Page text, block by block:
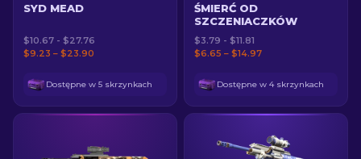
SYD MEAD
$10.67 - $27.76
$9.23 – $23.90
Dostępne w 5 skrzynkach
ŚMIERĆ OD
SZCZENIACZKÓW
$3.79 - $11.81
$6.65 – $14.97
Dostępne w 4 skrzynkach